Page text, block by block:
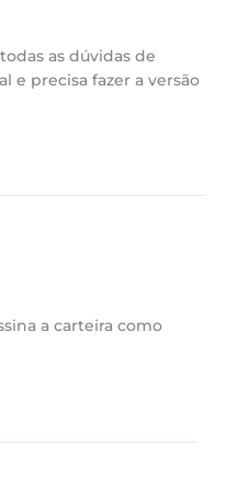
as dúvidas de
e precisa fazer a versão
a carteira como